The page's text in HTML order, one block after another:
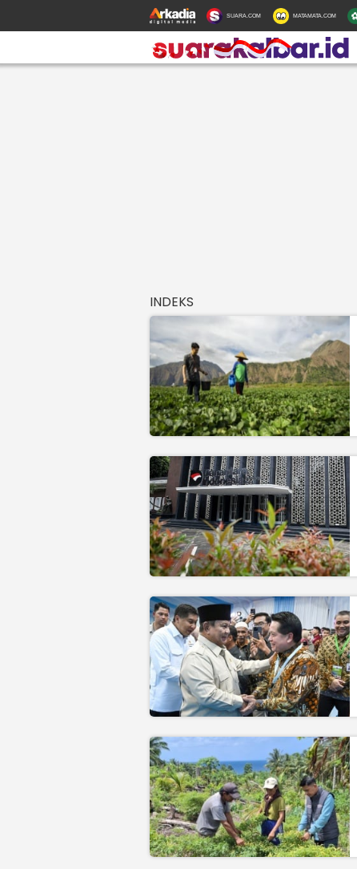
SUARA.COM MATAMATA.COM
INDEKS